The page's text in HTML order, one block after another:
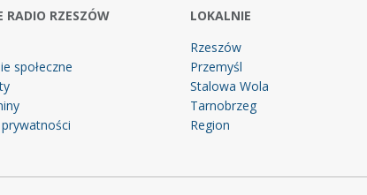
RADIO RZESZÓW
społeczne
LOKALNIE
Rzeszów
Przemyśl
Stalowa Wola
Tarnobrzeg
Region